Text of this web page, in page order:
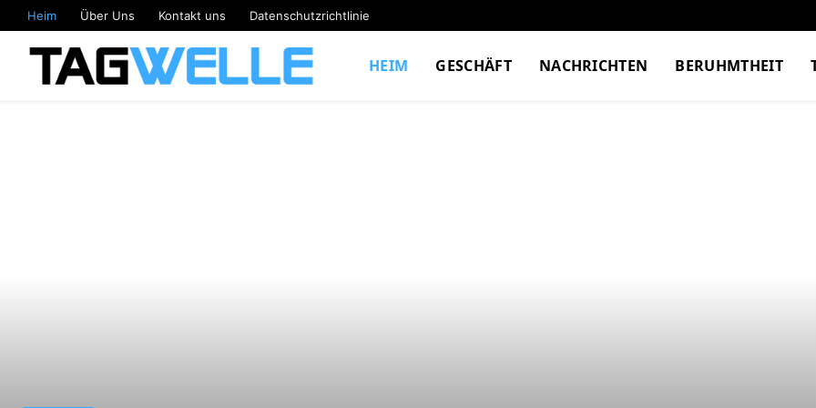
Heim Über Uns Kontakt uns Datenschutzrichtlinie
HEIM GESCHÄFT NACHRICHTEN BERUHMTHEIT